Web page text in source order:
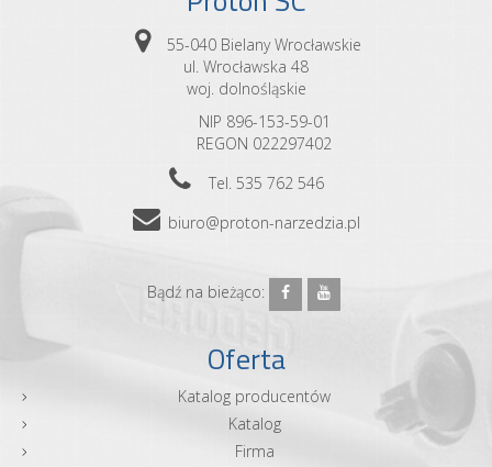
55-040 Bielany Wrocławskie
ul. Wrocławska 48
woj. dolnośląskie
NIP 896-153-59-01
REGON 022297402
Tel. 535 762 546
biuro@proton-narzedzia.pl
Bądź na bieżąco:
Oferta
Katalog producentów
Katalog
Firma